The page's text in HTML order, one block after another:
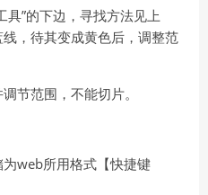
具”的下边，寻找方法见上
，待其变成黄色后，调整范
节范围，不能切片。
web所用格式【快捷键